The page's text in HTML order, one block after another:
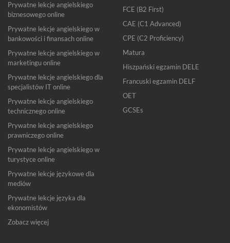
Prywatne lekcje angielskiego
biznesowego online
Prywatne lekcje angielskiego w
bankowości i finansach online
Prywatne lekcje angielskiego w
marketingu online
Prywatne lekcje angielskiego dla
specjalistów IT online
Prywatne lekcje angielskiego
technicznego online
Prywatne lekcje angielskiego
prawniczego online
Prywatne lekcje angielskiego w
turystyce online
Prywatne lekcje językowe dla
mediów
Prywatne lekcje języka dla
ekonomistów
Zobacz więcej
FCE (B2 First)
CAE (C1 Advanced)
CPE (C2 Proficiency)
Matura
Hiszpański egzamin DELE
Francuski egzamin DELF
OET
GCSEs